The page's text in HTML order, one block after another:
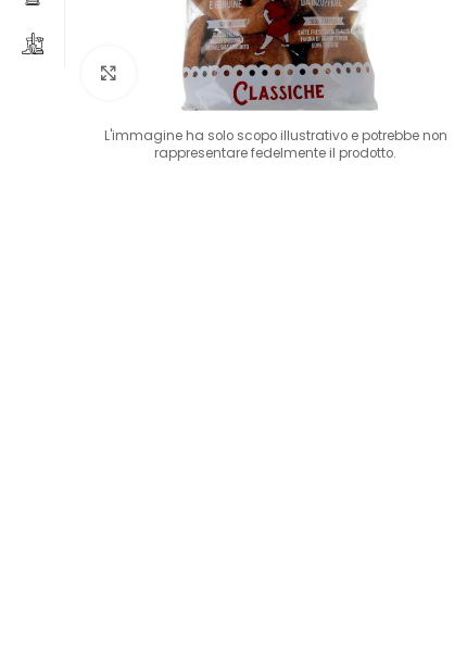
Clicca per ingrandire
L'immagine ha solo scopo illustrativo e potrebbe non
rappresentare fedelmente il prodotto.